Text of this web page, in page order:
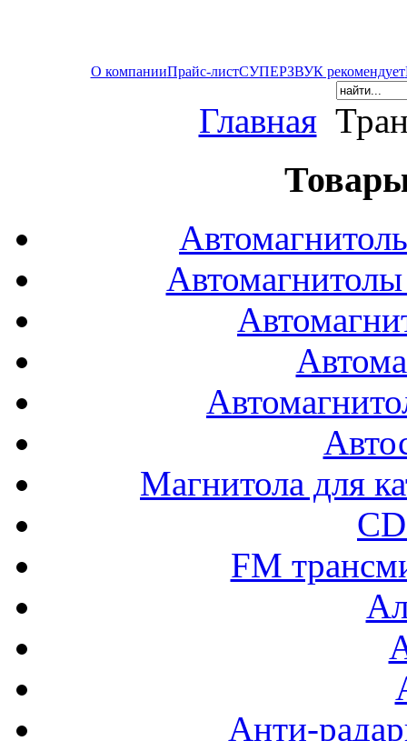
О компанииПрайс-листСУПЕРЗВУК рекомендует
Главная
Магнитола для
FM
Анти-